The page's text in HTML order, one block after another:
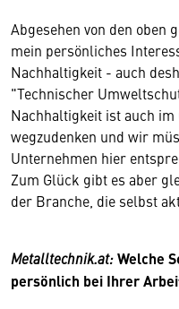
Abgesehen von den oben
mein persönliches
Nachhaltigkeit - auch
"Technischer
Nachhaltigkeit ist auch
wegzudenken und wir
Unternehmen hier
Zum Glück gibt es aber
der Branche, die selbst
Metalltechnik.at:Welche
persönlich bei Ihrer